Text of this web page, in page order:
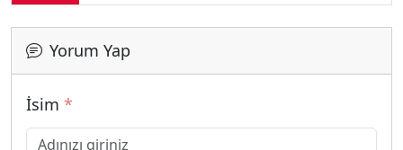
Yorum Yap
İsim *